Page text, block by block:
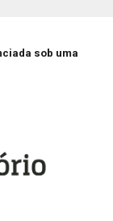
sob uma